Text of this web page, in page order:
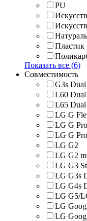
PU
Пластик
Показать все (6)
Совместимость
G3s
L60
L65
LG G
LG G
LG G
LG G2
LG G2
LG G3
LG G3s
LG G4s
LG G5/
LG
LG